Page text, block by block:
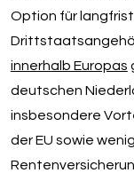
Option für
innerhalb Europas
deutschen
insbesondere
der EU sowie